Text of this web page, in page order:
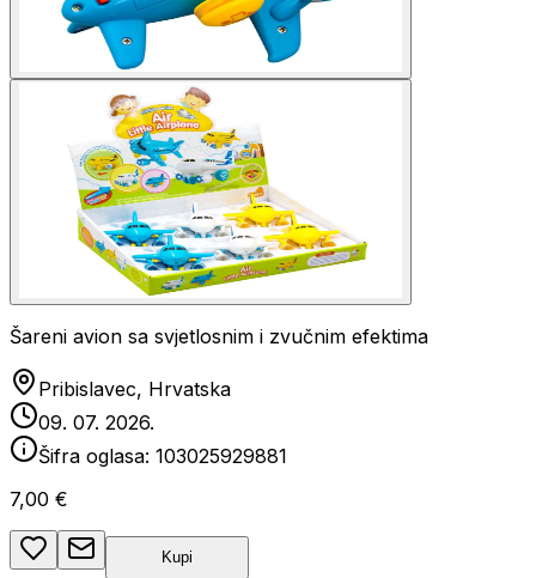
Šareni avion sa svjetlosnim i zvučnim efektima
Pribislavec, Hrvatska
09. 07. 2026.
Šifra oglasa: 103025929881
7,00 €
Kupi